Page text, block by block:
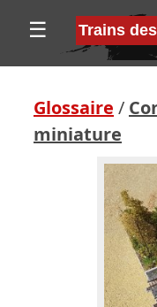
☰ Trains
Glossaire /
miniature